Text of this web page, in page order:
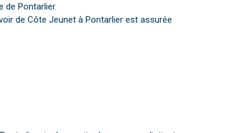
de Pontarlier.
de Côte Jeunet à Pontarlier est assurée